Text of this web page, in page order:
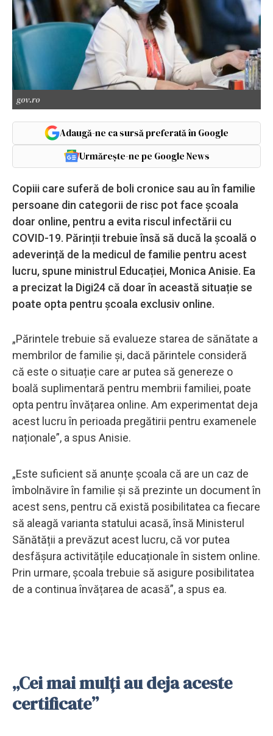
gov.ro
Adaugă-ne ca sursă preferată în Google
Urmărește-ne pe Google News
Copiii care suferă de boli cronice sau au în familie
persoane din categorii de risc pot face școala
doar online, pentru a evita riscul infectării cu
COVID-19. Părinții trebuie însă să ducă la școală o
adeverință de la medicul de familie pentru acest
lucru, spune ministrul Educației, Monica Anisie. Ea
a precizat la Digi24 că doar în această situație se
poate opta pentru școala exclusiv online.
„Părintele trebuie să evalueze starea de sănătate a
membrilor de familie și, dacă părintele consideră
că este o situație care ar putea să genereze o
boală suplimentară pentru membrii familiei, poate
opta pentru învățarea online. Am experimentat deja
acest lucru în perioada pregătirii pentru examenele
naționale”, a spus Anisie.
„Este suficient să anunțe școala că are un caz de
îmbolnăvire în familie și să prezinte un document în
acest sens, pentru că există posibilitatea ca fiecare
să aleagă varianta statului acasă, însă Ministerul
Sănătății a prevăzut acest lucru, că vor putea
desfășura activitățile educaționale în sistem online.
Prin urmare, școala trebuie să asigure posibilitatea
de a continua învățarea de acasă”, a spus ea.
„Cei mai mulți au deja aceste
certificate”